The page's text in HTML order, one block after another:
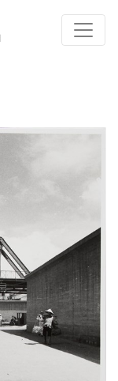
藏網